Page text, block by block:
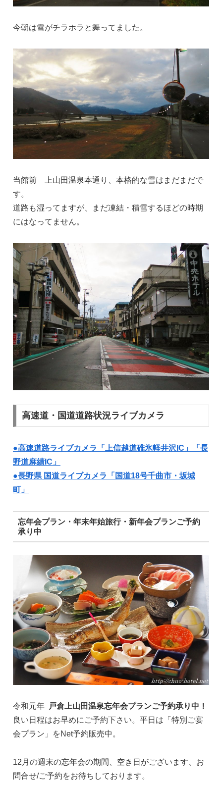
今朝は雪がチラホラと舞ってました。
当館前 上山田温泉本通り、本格的な雪はまだまだで
す。
道路も湿ってますが、まだ凍結・積雪するほどの時期
にはなってません。
高速道・国道道路状況ライブカメラ
●高速道路ライブカメラ「上信越道碓氷軽井沢IC」「長
野道麻績IC」
●長野県 国道ライブカメラ「国道18号千曲市・坂城
町」
忘年会プラン・年末年始旅行・新年会プランご予約
承り中
令和元年
戸倉上山田温泉忘年会プランご予約承り中！
良い日程はお早めにご予約下さい。平日は「特別ご宴
会プラン」をNet予約販売中。
12月の週末の忘年会の期間、空き日がございます、お
問合せ/ご予約をお待ちしております。